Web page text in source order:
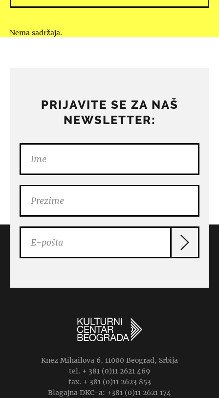
Nema sadržaja.
PRIJAVITE SE ZA NAŠ
NEWSLETTER:
Knez Mihailova 6, 11000 Beograd, Srbija
tel. + 381 (0)11 2621 469
fax. + 381 (0)11 2623 853
Blagajna DKC-a: +381 (0)11 2621 174